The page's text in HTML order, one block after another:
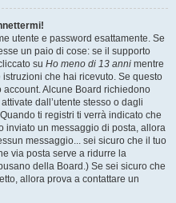
utente e password esattamente. Se
un paio di cose: se il supporto
su Ho meno di 13 anni mentre
che hai ricevuto. Se questo
Alcune Board richiedono
dall’utente stesso o dagli
ti registri ti verrà indicato che
inviato un messaggio di posta, allora
messaggio... sei sicuro che il tuo
via posta serve a ridurre la
della Board.) Se sei sicuro che
allora prova a contattare un